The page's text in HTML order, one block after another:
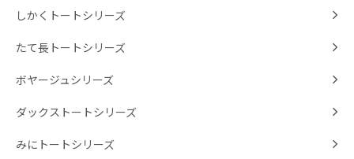
しかくトートシリーズ
たて長トートシリーズ
ボヤージュシリーズ
ダックストートシリーズ
みにトートシリーズ